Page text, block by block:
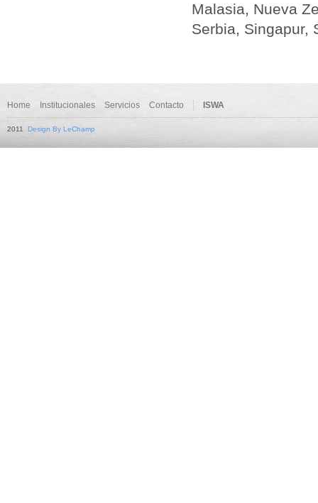
Malasia, Nueva
Serbia, Singapur,
Home Institucionales Servicios Contacto ISWA
2011 Design By LeChamp